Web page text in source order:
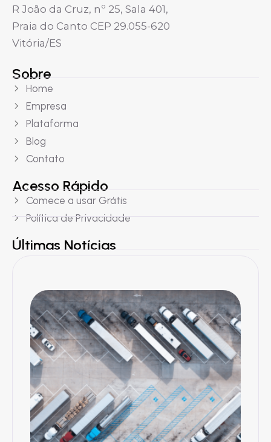
R João da Cruz, nº 25, Sala 401,
Praia do Canto CEP 29.055-620
Vitória/ES
Sobre
Home
Empresa
Plataforma
Blog
Contato
Acesso Rápido
Comece a usar Grátis
Política de Privacidade
Últimas Notícias